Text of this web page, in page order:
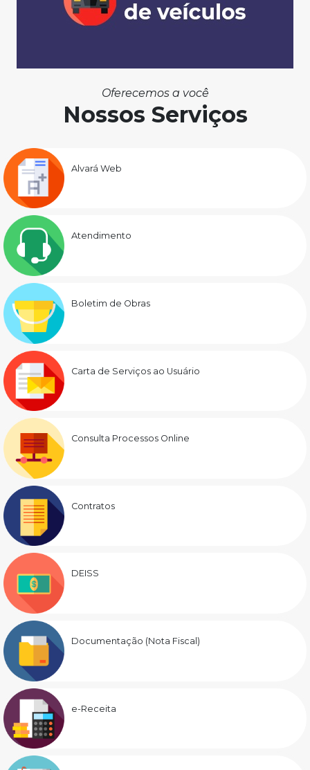
Oferecemos a você
Nossos Serviços
Alvará Web
Atendimento
Boletim de Obras
Carta de Serviços ao Usuário
Consulta Processos Online
Contratos
DEISS
Documentação (Nota Fiscal)
e-Receita